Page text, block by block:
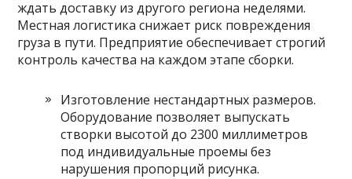
ждать доставку из другого региона неделями.
Местная логистика снижает риск повреждения
груза в пути. Предприятие обеспечивает строгий
контроль качества на каждом этапе сборки.
Изготовление нестандартных размеров.
Оборудование позволяет выпускать
створки высотой до 2300 миллиметров
под индивидуальные проемы без
нарушения пропорций рисунка.